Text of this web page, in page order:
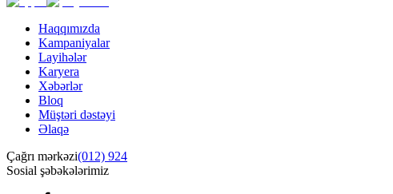
Haqqımızda
Kampaniyalar
Layihələr
Karyera
Xəbərlər
Bloq
Müştəri dəstəyi
Əlaqə
Çağrı mərkəzi(012) 924
Sosial şəbəkələrimiz